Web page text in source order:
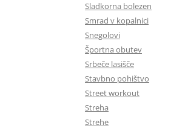
Sladkorna bolezen
Smrad v kopalnici
Snegolovi
Športna obutev
Srbeče lasišče
Stavbno pohištvo
Street workout
Streha
Strehe